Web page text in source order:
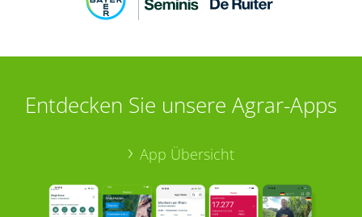
Entdecken Sie unsere Agrar-Apps
App Übersicht